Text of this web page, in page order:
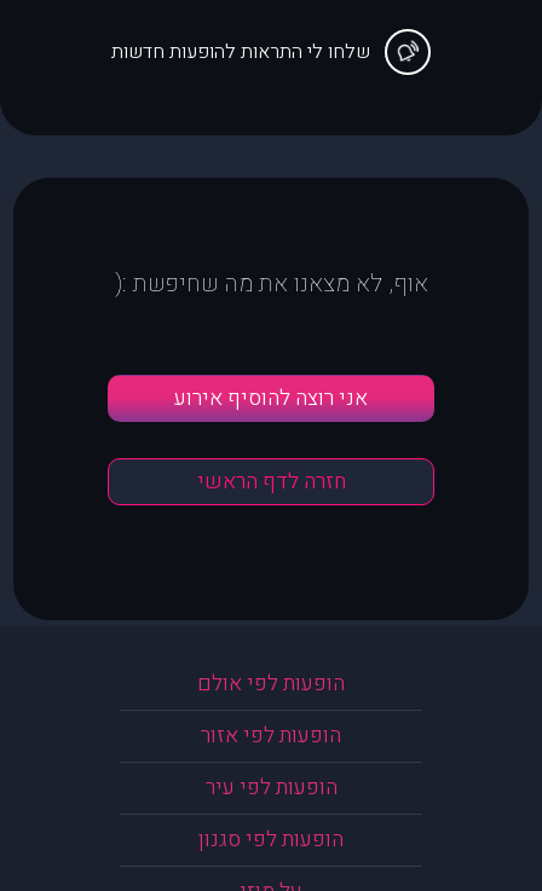
שלחו לי התראות להופעות חדשות
אוף, לא מצאנו את מה שחיפשת :(
אני רוצה להוסיף אירוע
חזרה לדף הראשי
הופעות לפי אולם
הופעות לפי אזור
הופעות לפי עיר
הופעות לפי סגנון